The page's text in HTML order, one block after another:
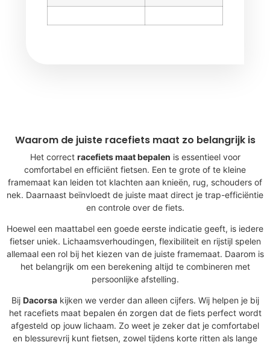
Waarom de juiste racefiets maat zo belangrijk is
Het correct racefiets maat bepalen is essentieel voor
comfortabel en efficiënt fietsen. Een te grote of te kleine
framemaat kan leiden tot klachten aan knieën, rug, schouders of
nek. Daarnaast beïnvloedt de juiste maat direct je trap-efficiëntie
en controle over de fiets.
Hoewel een maattabel een goede eerste indicatie geeft, is iedere
fietser uniek. Lichaamsverhoudingen, flexibiliteit en rijstijl spelen
allemaal een rol bij het kiezen van de juiste framemaat. Daarom is
het belangrijk om een berekening altijd te combineren met
persoonlijke afstelling.
Bij Dacorsakijken we verder dan alleen cijfers. Wij helpen je bij
het racefiets maat bepalen én zorgen dat de fiets perfect wordt
afgesteld op jouw lichaam. Zo weet je zeker dat je comfortabel
en blessurevrij kunt fietsen, zowel tijdens korte ritten als lange